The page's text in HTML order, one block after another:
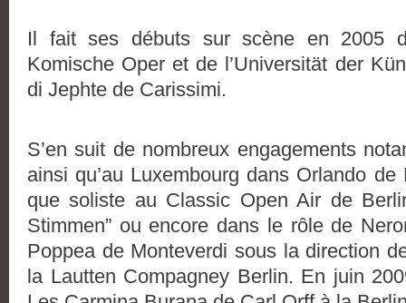
Il fait ses débuts sur scène en 2005
Komische Oper et de l’Universität der
di Jephte de Carissimi.
S’en suit de nombreux engagements
ainsi qu’au Luxembourg dans Orlando
que soliste au Classic Open Air de
Stimmen” ou encore dans le rôle de
Poppea de Monteverdi sous la direction
la Lautten Compagney Berlin. En juin